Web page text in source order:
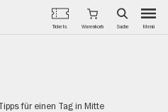
Menü
Tickets Warenkorb Suche
für einen Tag in Mitte